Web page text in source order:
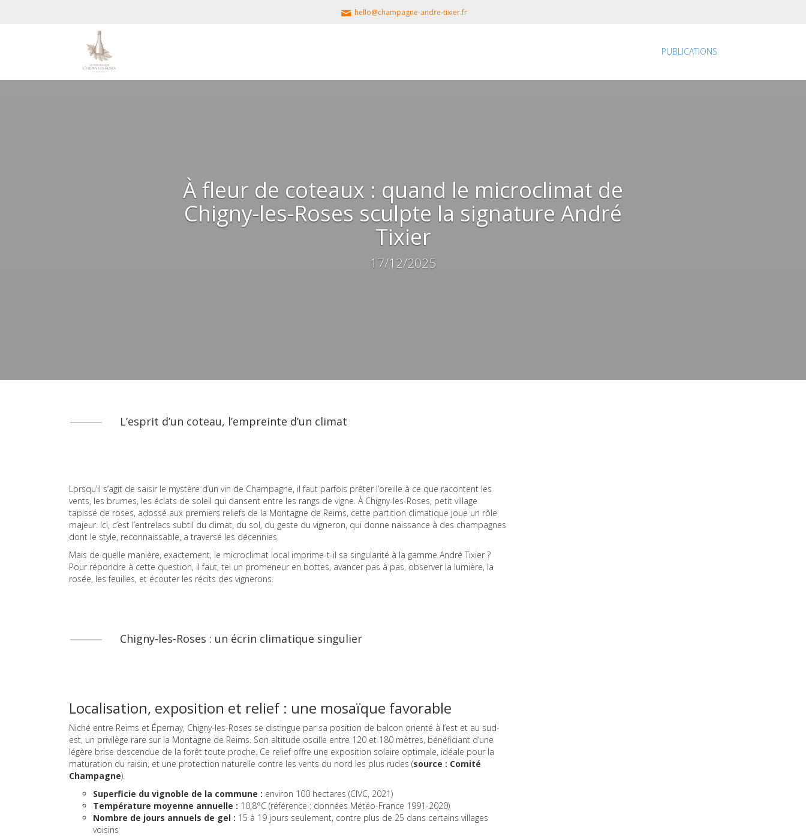
hello@champagne-andre-tixier.fr
PUBLICATIONS
À fleur de coteaux : quand le microclimat de
Chigny-les-Roses sculpte la signature André
Tixier
17/12/2025
L’esprit d’un coteau, l’empreinte d’un climat
Lorsqu’il s’agit de saisir le mystère d’un vin de Champagne, il faut parfois prêter l’oreille à ce que racontent les
vents, les brumes, les éclats de soleil qui dansent entre les rangs de vigne. À Chigny-les-Roses, petit village
tapissé de roses, adossé aux premiers reliefs de la Montagne de Reims, cette partition climatique joue un rôle
majeur. Ici, c’est l’entrelacs subtil du climat, du sol, du geste du vigneron, qui donne naissance à des champagnes
dont le style, reconnaissable, a traversé les décennies.
Mais de quelle manière, exactement, le microclimat local imprime-t-il sa singularité à la gamme André Tixier ?
Pour répondre à cette question, il faut, tel un promeneur en bottes, avancer pas à pas, observer la lumière, la
rosée, les feuilles, et écouter les récits des vignerons.
Chigny-les-Roses : un écrin climatique singulier
Localisation, exposition et relief : une mosaïque favorable
Niché entre Reims et Épernay, Chigny-les-Roses se distingue par sa position de balcon orienté à l’est et au sud-
est, un privilège rare sur la Montagne de Reims. Son altitude oscille entre 120 et 180 mètres, bénéficiant d’une
légère brise descendue de la forêt toute proche. Ce relief offre une exposition solaire optimale, idéale pour la
maturation du raisin, et une protection naturelle contre les vents du nord les plus rudes (source : Comité
Champagne).
Superficie du vignoble de la commune : environ 100 hectares (CIVC, 2021)
Température moyenne annuelle : 10,8°C (référence : données Météo-France 1991-2020)
Nombre de jours annuels de gel : 15 à 19 jours seulement, contre plus de 25 dans certains villages
voisins